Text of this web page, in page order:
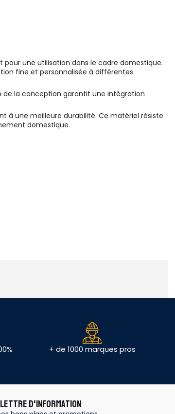
pour une utilisation dans le cadre domestique.
fine et personnalisée à différentes
de la conception garantit une intégration
à une meilleure durabilité. Ce matériel résiste
domestique.
+ de 1000 marques pros
D'INFORMATION